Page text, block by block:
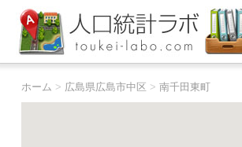
ホーム > 広島県広島市中区 > 南千田東町